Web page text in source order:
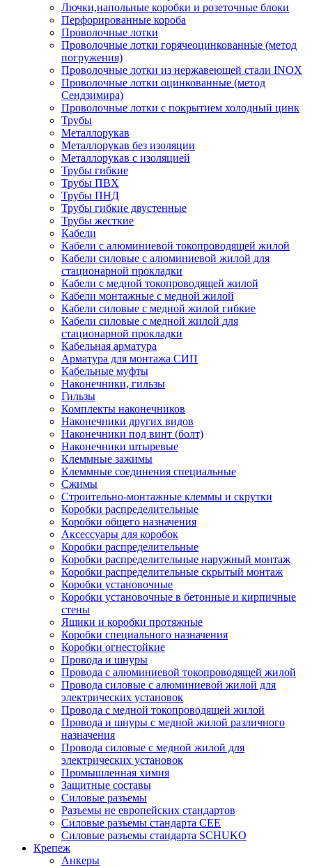
Лючки,напольные коробки и розеточные блоки
Перфорированные короба
Проволочные лотки
Проволочные лотки горячеоцинкованные (метод
погружения)
Проволочные лотки из нержавеющей стали INOX
Проволочные лотки оцинкованные (метод
Сендзимира)
Проволочные лотки с покрытием холодный цинк
Трубы
Металлорукав
Металлорукав без изоляции
Металлорукав с изоляцией
Трубы гибкие
Трубы ПВХ
Трубы ПНД
Трубы гибкие двустенные
Трубы жесткие
Кабели
Кабели с алюминиевой токопроводящей жилой
Кабели силовые с алюминиевой жилой для
стационарной прокладки
Кабели с медной токопроводящей жилой
Кабели монтажные с медной жилой
Кабели силовые с медной жилой гибкие
Кабели силовые с медной жилой для
стационарной прокладки
Кабельная арматура
Арматура для монтажа СИП
Кабельные муфты
Наконечники, гильзы
Гильзы
Комплекты наконечников
Наконечники других видов
Наконечники под винт (болт)
Наконечники штыревые
Клеммные зажимы
Клеммные соединения специальные
Сжимы
Строительно-монтажные клеммы и скрутки
Коробки распределительные
Коробки общего назначения
Аксессуары для коробок
Коробки распределительные
Коробки распределительные наружный монтаж
Коробки распределительные скрытый монтаж
Коробки установочные
Коробки установочные в бетонные и кирпичные
стены
Ящики и коробки протяжные
Коробки специального назначения
Коробки огнестойкие
Провода и шнуры
Провода с алюминиевой токопроводящей жилой
Провода силовые с алюминиевой жилой для
электрических установок
Провода с медной токопроводящей жилой
Провода и шнуры с медной жилой различного
назначения
Провода силовые с медной жилой для
электрических установок
Промышленная химия
Защитные составы
Силовые разъемы
Разъемы не европейских стандартов
Силовые разъемы стандарта CEE
Силовые разъемы стандарта SCHUKO
Крепеж
Анкеры